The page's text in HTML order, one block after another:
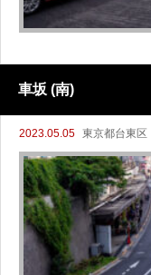
車坂 (南)
2023.05.05 東京都台東区